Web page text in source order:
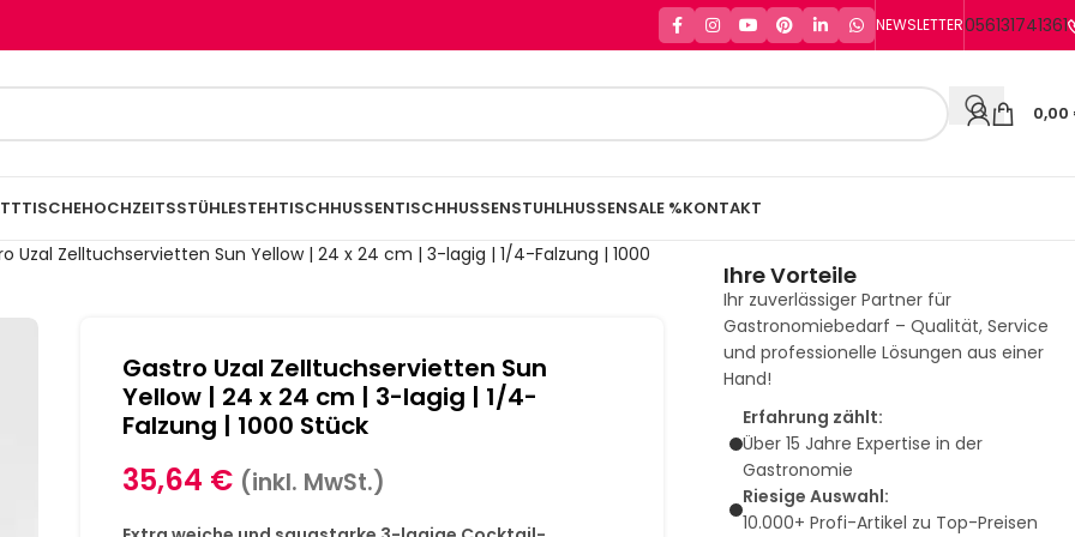
NEWSLETTER056131741361
0,00
HOCHZEITSSTÜHLESTEHTISCHHUSSENTISCHHUSSENSTUHLHUSSENSALE %KONTAKT
Uzal Zelltuchservietten Sun Yellow | 24 x 24 cm | 3-lagig | 1/4-Falzung | 1000
Gastro Uzal Zelltuchservietten Sun
Yellow | 24 x 24 cm | 3-lagig | 1/4-
Falzung | 1000 Stück
35,64 € (inkl. MwSt.)
Ihre Vorteile
Ihr zuverlässiger Partner für
Gastronomiebedarf – Qualität, Service
und professionelle Lösungen aus einer
Hand!
Erfahrung zählt:
Über 15 Jahre Expertise in der
Gastronomie
Riesige Auswahl:
10.000+ Profi-Artikel zu Top-Preisen